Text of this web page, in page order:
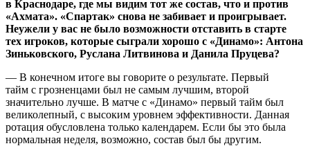
в Краснодаре, где мы видим тот же состав, что и против
«Ахмата». «Спартак» снова не забивает и проигрывает.
Неужели у вас не было возможности отставить в старте
тех игроков, которые сыграли хорошо с «Динамо»: Антона
Зиньковского, Руслана Литвинова и Данила Пруцева?
— В конечном итоге вы говорите о результате. Первый
тайм с грозненцами был не самым лучшим, второй
значительно лучше. В матче с «Динамо» первый тайм был
великолепный, с высоким уровнем эффективности. Данная
ротация обусловлена только календарем. Если бы это была
нормальная неделя, возможно, состав был бы другим.